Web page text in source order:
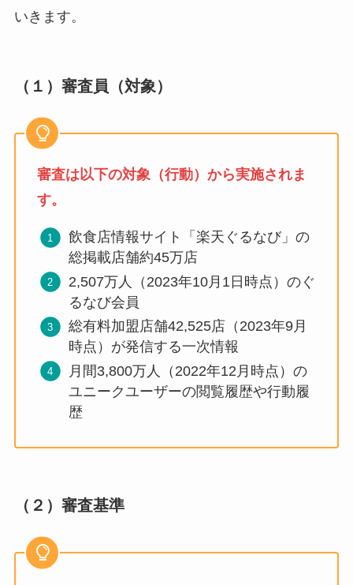
いきます。
（１）審査員（対象）
審査は以下の対象（行動）から実施されま
す。
飲⾷店情報サイト「楽天ぐるなび」の
総掲載店舗約45万店
2,507万⼈（2023年10⽉1日時点）のぐ
るなび会員
総有料加盟店舗42,525店（2023年9月
時点）が発信する⼀次情報
月間3,800万⼈（2022年12⽉時点）の
ユニークユーザーの閲覧履歴や⾏動履
歴
（２）審査基準